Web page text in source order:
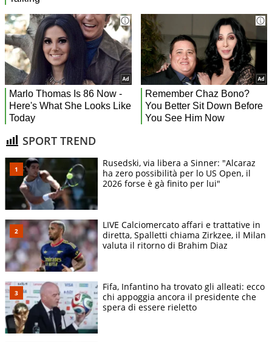
SPORT TREND
Rusedski, via libera a Sinner: "Alcaraz
ha zero possibilità per lo US Open, il
2026 forse è gà finito per lui"
LIVE Calciomercato affari e trattative in
diretta, Spalletti chiama Zirkzee, il Milan
valuta il ritorno di Brahim Diaz
Fifa, Infantino ha trovato gli alleati: ecco
chi appoggia ancora il presidente che
spera di essere rieletto